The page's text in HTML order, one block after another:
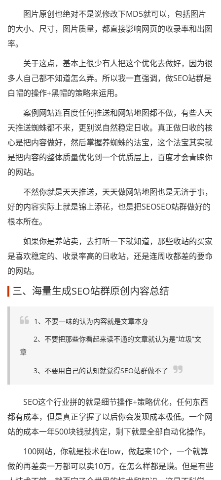
图片原创也绝对不是说修改下MD5就可以，包括图片
的大小、尺寸，图片质量，都直接影响网页的收录率和出图
率。
关于这点，基本上很少有人把这个优化去做好，因为很
多人自己都不知道怎么弄。所以我一直强调，做SEO站群是
白帽的操作+黑帽的策略来运用。
案例网站连百度任何推送和网站地图都不做，有些人天
天推送蜘蛛都不来，更别说自然稳定日收。真正做日收的核
心是把内容做好，然后掌握养蜘蛛的法宝，这个法宝其实就
是把内容的整体质量优化到一个优质层上，百度才会青睐你
的网站。
不然你就是天天推送，天天做网站地图也是无济于事，
好的内容实际上就是锦上添花，也是把SEOSEO站群做好的
根本所在。
如果你是养站卖，去打听一下就知道，那些收站的买家
是喜欢稳定的、收录率高的日收站，还是连周收都差的要命
的网站。
三、海量生成SEO站群原创内容总结
1、不要一味的认为内容就是文章本身
2、不要把那些你看起来读不通的文章就认为是“垃圾”文
章
3、不要用自己的认知就觉得SEO站群做不了
SEO这个行业拼的就是细节操作+策略优化，任何东西
都有成本，但是真正掌握了以后你会发现成本极低。一个网
站的成本一年500块钱就搞定，剩下就是全部自动化操作。
100网站，你就是技术在low，做起来10个，一个就算
做的再差卖一万都可以卖10万，在怎么样都是赚。但是有些